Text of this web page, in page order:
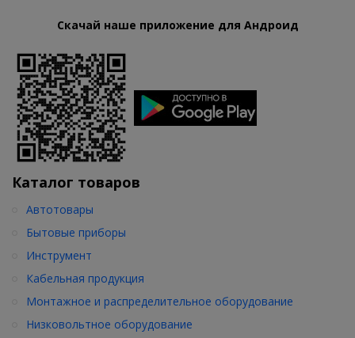
Скачай наше приложение для Андроид
Каталог товаров
Автотовары
Бытовые приборы
Инструмент
Кабельная продукция
Монтажное и распределительное оборудование
Низковольтное оборудование